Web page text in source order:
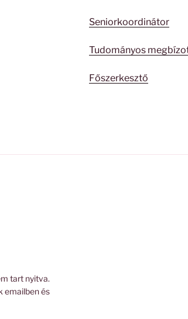
Seniorkoordinátor
Tudományos
Főszerkesztő
tart nyitva.
emailben és